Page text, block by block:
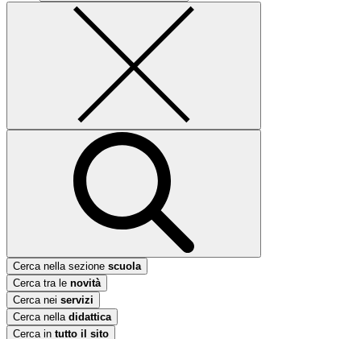
Cerca nella sezione scuola
Cerca tra le novità
Cerca nei servizi
Cerca nella didattica
Cerca in tutto il sito